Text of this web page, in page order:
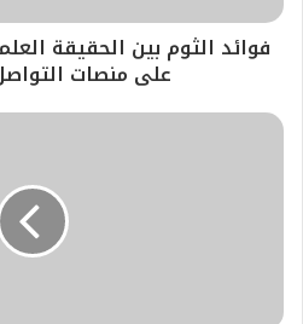
فوائد الثوم بين الحقيقة
على منصات